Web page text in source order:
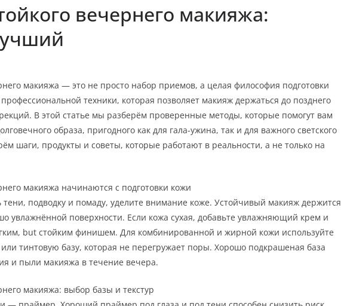
вечернего макияжа:
макияжа — это не просто набор приемов, а целая философия подготовки
техники, которая позволяет макияж держаться до позднего
В этой статье мы разберём проверенные методы, которые помогут вам
образа, пригодного как для гала-ужина, так и для важного светского
шаги, продукты и советы, которые работают в реальности, а не только на
макияжа начинаются с подготовки кожи
тени, подводку и помаду, уделите внимание коже. Устойчивый макияж держится
увлажнённой поверхности. Если кожа сухая, добавьте увлажняющий крем и
but стойким финишем. Для комбинированной и жирной кожи используйте
тинтовую базу, которая не перегружает поры. Хорошо подкрашеная база
и пыли макияжа в течение вечера.
макияжа: выбор базы и текстур